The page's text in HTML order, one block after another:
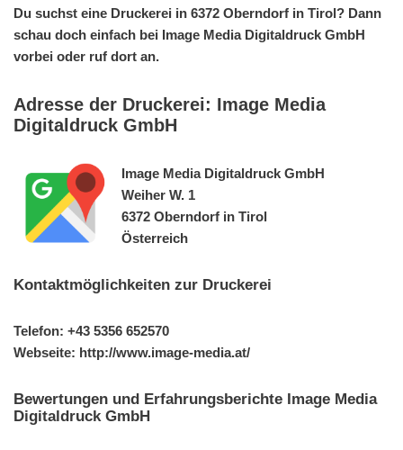
Du suchst eine Druckerei in 6372 Oberndorf in Tirol? Dann
schau doch einfach bei Image Media Digitaldruck GmbH
vorbei oder ruf dort an.
Adresse der Druckerei: Image Media
Digitaldruck GmbH
Image Media Digitaldruck GmbH
Weiher W. 1
6372 Oberndorf in Tirol
Österreich
Kontaktmöglichkeiten zur Druckerei
Telefon: +43 5356 652570
Webseite: http://www.image-media.at/
Bewertungen und Erfahrungsberichte Image Media
Digitaldruck GmbH